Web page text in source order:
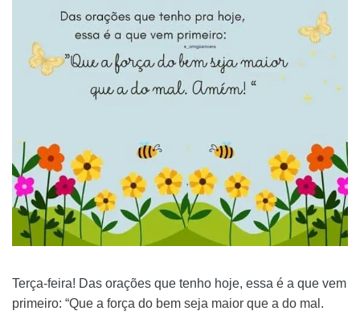
Terça-feira! Das orações que tenho hoje, essa é a que vem
primeiro: “Que a força do bem seja maior que a do mal.